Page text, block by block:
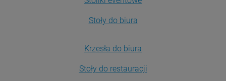
Stoły do biura
Krzesła do biura
Stoły do restauracji